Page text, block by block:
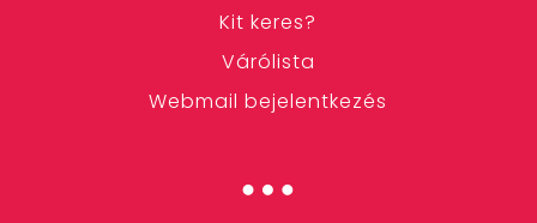
Kit keres?
Várólista
Webmail bejelentkezés
…